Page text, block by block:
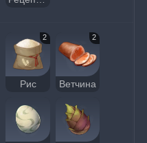
2
Рис
2
Ветчина